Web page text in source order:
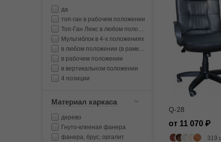
да
топ-ган в рабочем положении
Топ-Ган Люкс в любом положении
Мультиблок в 4-х положениях
в любом положении (в рамках диапазона качания)
в рабочем положении
в вертикальном положении
4 позиции
Материал каркаса
дерево
Гнуто-клееная фанера
фанера, брус, оргалит
Q-28
от 11 070
319